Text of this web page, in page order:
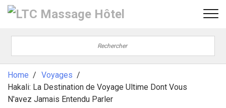
Home
Voyages
Hakali: La Destination de Voyage Ultime Dont Vous
N'avez Jamais Entendu Parler